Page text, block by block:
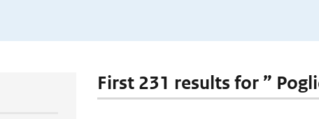
First 231 results for ”